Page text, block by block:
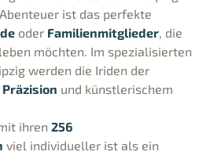
ist das perfekte
oder Familienmitglieder , die
möchten. Im spezialisierten
werden die Iriden der
und künstlerischem
ihren 256
viel individueller ist als ein